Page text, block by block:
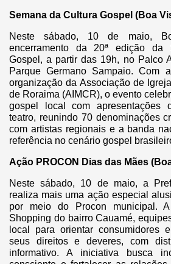
Semana da Cultura Gospel (Boa
Neste sábado, 10 de maio,
encerramento da 20ª edição da
Gospel, a partir das 19h, no Palco
Parque Germano Sampaio. Com
organização da Associação de
de Roraima (AIMCR), o evento
gospel local com apresentações
teatro, reunindo 70 denominações
com artistas regionais e a banda
referência no cenário gospel
Ação PROCON Dias das Mães
Neste sábado, 10 de maio, a
realiza mais uma ação especial
por meio do Procon municipal.
Shopping do bairro Cauamé,
local para orientar consumidores
seus direitos e deveres, com
informativo. A iniciativa busca